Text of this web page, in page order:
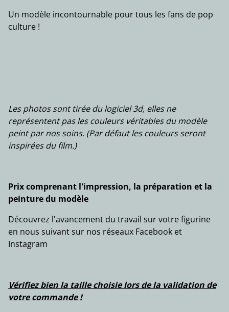
Un modèle incontournable pour tous les fans de pop
culture !
Les photos sont tirée du logiciel 3d, elles ne
représentent pas les couleurs véritables du modèle
peint par nos soins. (Par défaut les couleurs seront
inspirées du film.)
Prix comprenant l'impression, la préparation et la
peinture du modèle
Découvrez l'avancement du travail sur votre figurine
en nous suivant sur nos réseaux Facebook et
Instagram
Vérifiez bien la taille choisie lors de la validation de
votre commande !